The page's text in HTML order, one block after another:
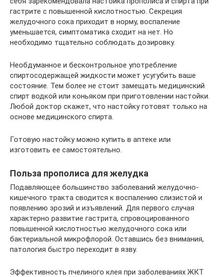
гастрите с повышенной кислотностью. Секреция
желудочного сока приходит в норму, воспаление
уменьшается, симптоматика сходит на нет. Но
необходимо тщательно соблюдать дозировку.
Необдуманное и бесконтрольное употребление
спиртосодержащей жидкости может усугубить ваше
состояние. Тем более не стоит замещать медицинский
спирт водкой или коньяком при приготовлении настойки.
Любой доктор скажет, что настойку готовят только на
основе медицинского спирта.
Готовую настойку можно купить в аптеке или
изготовить ее самостоятельно.
Польза прополиса для желудка
Подавляющее большинство заболеваний желудочно-
кишечного тракта сводится к воспалению слизистой и
появлению эрозий и изъявлений. Для первого случая
характерно развитие гастрита, спровоцированного
повышенной кислотностью желудочного сока или
бактериальной микрофлорой. Оставшись без внимания,
патология быстро переходит в язву.
Эффективность пчелиного клея при заболеваниях ЖКТ